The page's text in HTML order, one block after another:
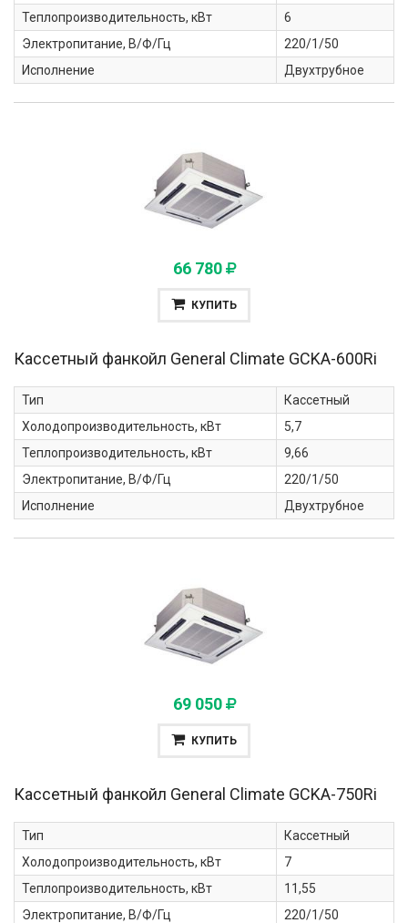
Теплопроизводительность, кВт
6
Электропитание, В/Ф/Гц
220/1/50
Исполнение
Двухтрубное
66 780
КУПИТЬ
Кассетный фанкойл General Climate GCKA-600Ri
Тип
Кассетный
Холодопроизводительность, кВт
5,7
Теплопроизводительность, кВт
9,66
Электропитание, В/Ф/Гц
220/1/50
Исполнение
Двухтрубное
69 050
КУПИТЬ
Кассетный фанкойл General Climate GCKA-750Ri
Тип
Кассетный
Холодопроизводительность, кВт
7
Теплопроизводительность, кВт
11,55
Электропитание, В/Ф/Гц
220/1/50